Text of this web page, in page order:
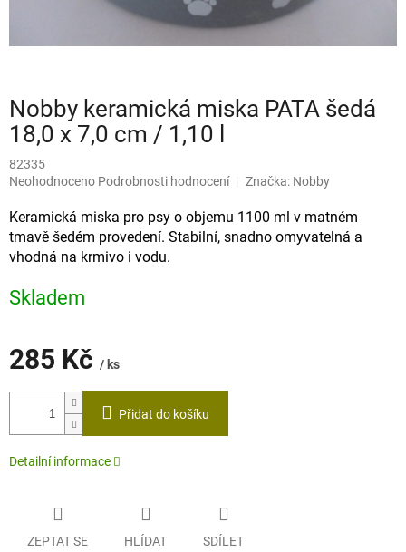
Nobby keramická miska PATA šedá
18,0 x 7,0 cm / 1,10 l
82335
Průměrné
produktu
je
0,0
z
hvězdiček.
Neohodnoceno Podrobnosti hodnocení Značka: Nobby
Keramická miska pro psy o objemu 1100 ml v matném
tmavě šedém provedení. Stabilní, snadno omyvatelná a
vhodná na krmivo i vodu.
Skladem
285 Kč / ks
Měrná
Přidat do košíku
Detailní informace
ZEPTAT SE HLÍDAT SDÍLET